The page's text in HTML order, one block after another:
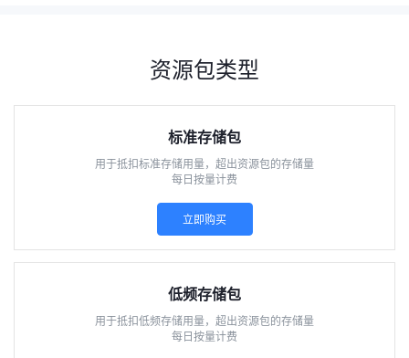
资源包类型
标准存储包
用于抵扣标准存储用量，超出资源包的存储量
每日按量计费
立即购买
低频存储包
用于抵扣低频存储用量，超出资源包的存储量
每日按量计费